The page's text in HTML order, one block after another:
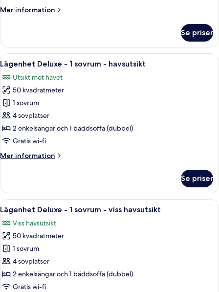
sovrum
Mer information
Mer
Deluxe
1
sovrum
Se priser
Öppna
alla
foton
för
Lägenhet
Deluxe
-
1
-
Ett hotellrum med en stor säng, två
7
Lägenhet Deluxe - 1 sovrum - havsutsikt
Utsikt mot havet
50 kvadratmeter
1 sovrum
4 sovplatser
2 enkelsängar och 1 bäddsoffa (dubbel)
Gratis wi-fi
Mer information
Mer
Deluxe
1
sovrum
-
havsutsikt
Se priser
Öppna
alla
foton
för
Lägenhet
Deluxe
-
1
Ett modernt hotellrum med en stor
7
Lägenhet Deluxe - 1 sovrum - viss havsutsikt
Viss havsutsikt
50 kvadratmeter
1 sovrum
4 sovplatser
2 enkelsängar och 1 bäddsoffa (dubbel)
Gratis wi-fi